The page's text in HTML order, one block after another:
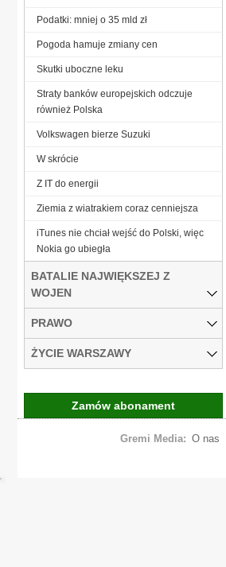
Podatki: mniej o 35 mld zł
Pogoda hamuje zmiany cen
Skutki uboczne leku
Straty banków europejskich odczuje
również Polska
Volkswagen bierze Suzuki
W skrócie
Z IT do energii
Ziemia z wiatrakiem coraz cenniejsza
iTunes nie chciał wejść do Polski, więc
Nokia go ubiegła
BATALIE NAJWIĘKSZEJ Z
WOJEN
PRAWO
ŻYCIE WARSZAWY
Zamów abonament
Gremi Media: O nas